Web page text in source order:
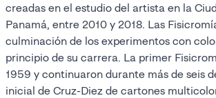
creadas en el estudio del artista en la
Panamá, entre 2010 y 2018. Las
culminación de los experimentos con
principio de su carrera. La primer
1959 y continuaron durante más de seis
inicial de Cruz-Diez de cartones